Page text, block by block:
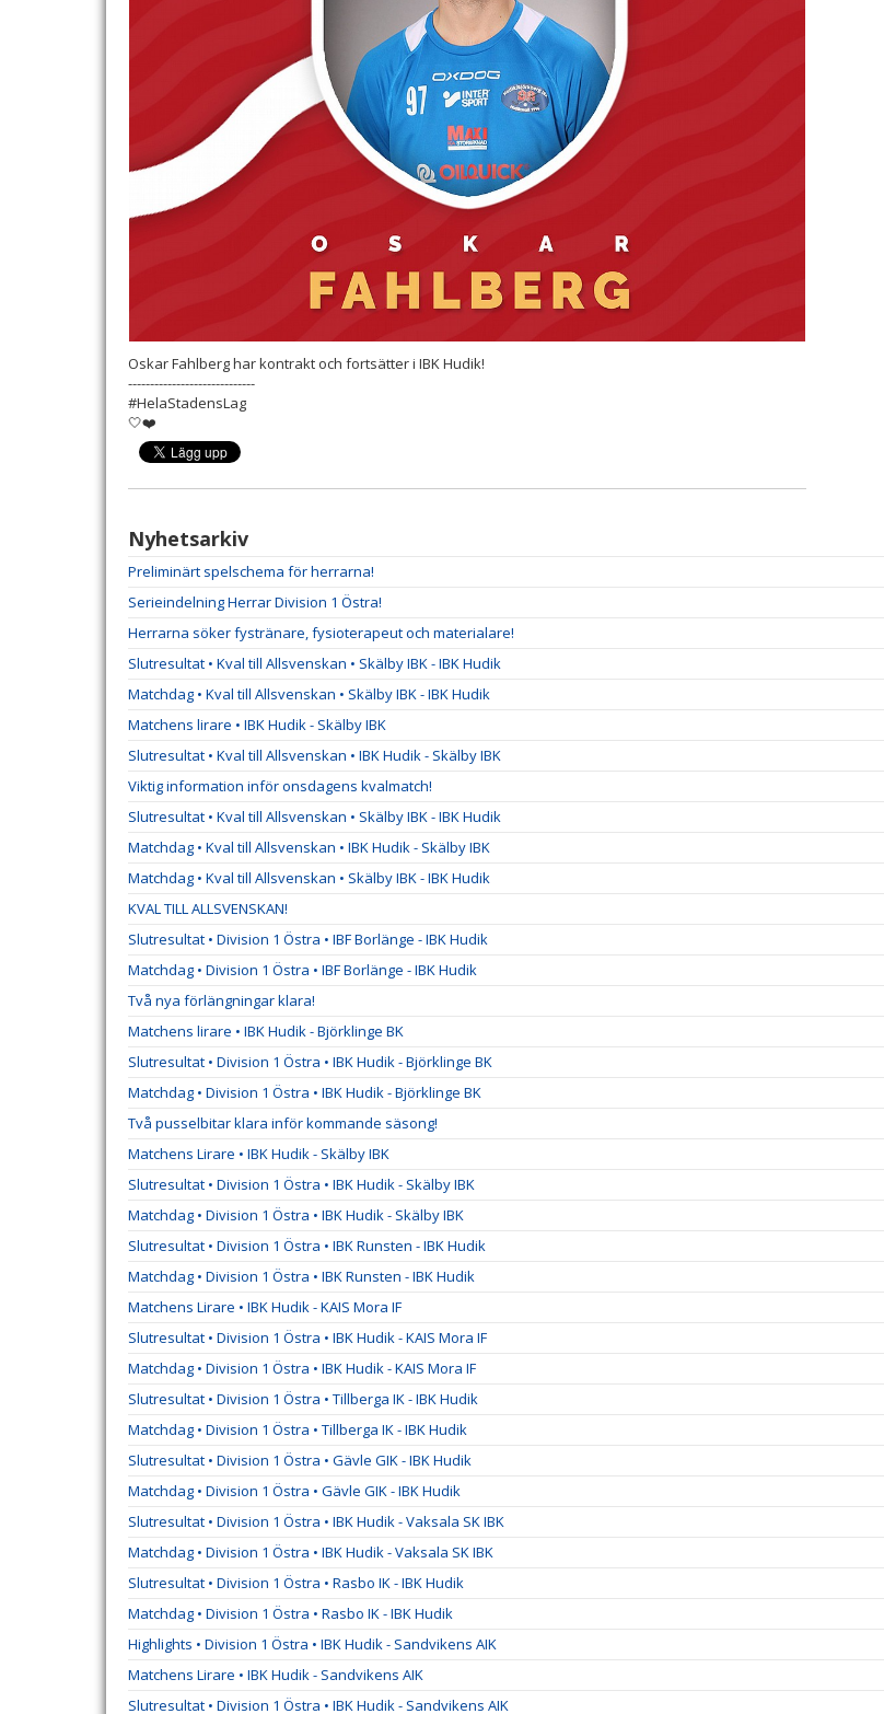
Oskar Fahlberg har kontrakt och fortsätter i IBK Hudik!
-----------------------------
#HelaStadensLag
🤍❤️
Nyhetsarkiv
Preliminärt spelschema för herrarna!
Serieindelning Herrar Division 1 Östra!
Herrarna söker fystränare, fysioterapeut och materialare!
Slutresultat • Kval till Allsvenskan • Skälby IBK - IBK Hudik
Matchdag • Kval till Allsvenskan • Skälby IBK - IBK Hudik
Matchens lirare • IBK Hudik - Skälby IBK
Slutresultat • Kval till Allsvenskan • IBK Hudik - Skälby IBK
Viktig information inför onsdagens kvalmatch!
Slutresultat • Kval till Allsvenskan • Skälby IBK - IBK Hudik
Matchdag • Kval till Allsvenskan • IBK Hudik - Skälby IBK
Matchdag • Kval till Allsvenskan • Skälby IBK - IBK Hudik
KVAL TILL ALLSVENSKAN!
Slutresultat • Division 1 Östra • IBF Borlänge - IBK Hudik
Matchdag • Division 1 Östra • IBF Borlänge - IBK Hudik
Två nya förlängningar klara!
Matchens lirare • IBK Hudik - Björklinge BK
Slutresultat • Division 1 Östra • IBK Hudik - Björklinge BK
Matchdag • Division 1 Östra • IBK Hudik - Björklinge BK
Två pusselbitar klara inför kommande säsong!
Matchens Lirare • IBK Hudik - Skälby IBK
Slutresultat • Division 1 Östra • IBK Hudik - Skälby IBK
Matchdag • Division 1 Östra • IBK Hudik - Skälby IBK
Slutresultat • Division 1 Östra • IBK Runsten - IBK Hudik
Matchdag • Division 1 Östra • IBK Runsten - IBK Hudik
Matchens Lirare • IBK Hudik - KAIS Mora IF
Slutresultat • Division 1 Östra • IBK Hudik - KAIS Mora IF
Matchdag • Division 1 Östra • IBK Hudik - KAIS Mora IF
Slutresultat • Division 1 Östra • Tillberga IK - IBK Hudik
Matchdag • Division 1 Östra • Tillberga IK - IBK Hudik
Slutresultat • Division 1 Östra • Gävle GIK - IBK Hudik
Matchdag • Division 1 Östra • Gävle GIK - IBK Hudik
Slutresultat • Division 1 Östra • IBK Hudik - Vaksala SK IBK
Matchdag • Division 1 Östra • IBK Hudik - Vaksala SK IBK
Slutresultat • Division 1 Östra • Rasbo IK - IBK Hudik
Matchdag • Division 1 Östra • Rasbo IK - IBK Hudik
Highlights • Division 1 Östra • IBK Hudik - Sandvikens AIK
Matchens Lirare • IBK Hudik - Sandvikens AIK
Slutresultat • Division 1 Östra • IBK Hudik - Sandvikens AIK